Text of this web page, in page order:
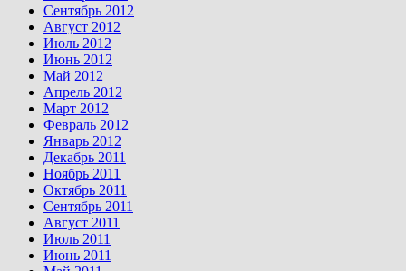
Сентябрь 2012
Август 2012
Июль 2012
Июнь 2012
Май 2012
Апрель 2012
Март 2012
Февраль 2012
Январь 2012
Декабрь 2011
Ноябрь 2011
Октябрь 2011
Сентябрь 2011
Август 2011
Июль 2011
Июнь 2011